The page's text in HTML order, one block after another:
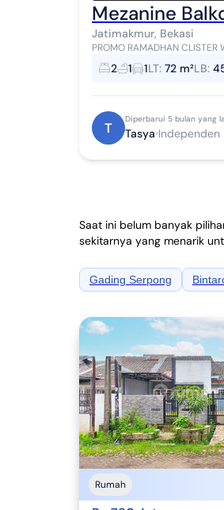
Mezanine
Jatimakmur, Bekasi
PROMO RAMADHAN CLISTER WIMARTA ✅ UNIT READY 1 LANTAI SISA 2 UNIT SAJA !!! Sudah terhuni 200 unit ADA
2 1 1LT: 72 m²LB:
T
Diperbarui 5 bulan yang
Tasya Independen
Saat ini belum banyak
sekitarnya yang menarik
Gading Serpong
Rumah